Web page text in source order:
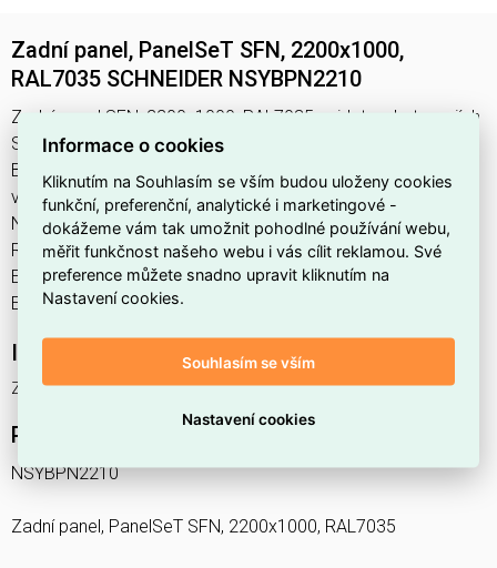
Zadní panel, PanelSeT SFN, 2200x1000,
RAL7035 SCHNEIDER NSYBPN2210
Zadní panel SFN, 2200x1000, RAL7035 najdete v kategoriích
Skříně, rozvodnice, Příslušenství pro skříně a rozvaděče,
Bočnice, Rozvodnice, výkonové spínací a jistící prvky,
výrobce Schneider, EAN 3606486104736, kód dodavatele
NSYBPN2210. Zadní panel, PanelSeT SFN, 2200x1000,
RAL7035 SCHNEIDER NSYBPN2210 nabízíme od 1 ks. Kód
EMAS Zadní panel SFN, 2200x1000, RAL7035 je
ELOSOS1872180.
Interní název produktu
Zadní panel SFN, 2200x1000, RAL7035
Podrobný popis produktu
NSYBPN2210
Zadní panel, PanelSeT SFN, 2200x1000, RAL7035
Informace o cookies
Kliknutím na Souhlasím se vším budou uloženy cookies
funkční, preferenční, analytické i marketingové -
dokážeme vám tak umožnit pohodlné používání webu,
měřit funkčnost našeho webu i vás cílit reklamou. Své
preference můžete snadno upravit kliknutím na
Nastavení cookies.
Souhlasím se vším
Nastavení cookies